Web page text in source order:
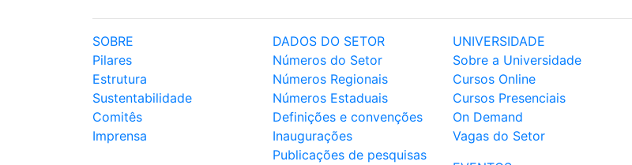
SOBRE
Pilares
Estrutura
Sustentabilidade
Comitês
Imprensa
DADOS DO SETOR
Números do Setor
Números Regionais
Números Estaduais
Definições e convenções
Inaugurações
Publicações de pesquisas
UNIVERSIDADE
Sobre a Universidade
Cursos Online
Cursos Presenciais
On Demand
Vagas do Setor